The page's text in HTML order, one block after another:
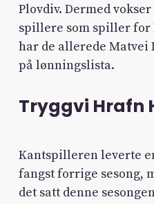
Plovdiv. Dermed
spillere som spiller for
har de allerede Matvei
på lønningslista.
Tryggvi Hrafn
Kantspilleren leverte
fangst forrige sesong,
det satt denne